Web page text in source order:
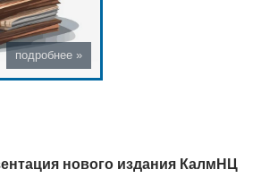
нового издания КалмНЦ